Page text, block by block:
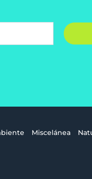
Miscelánea